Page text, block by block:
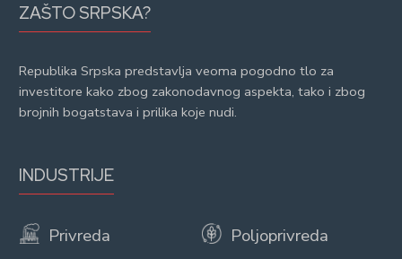
ZAŠTO SRPSKA?
Republika Srpska predstavlja veoma pogodno tlo za
investitore kako zbog zakonodavnog aspekta, tako i zbog
brojnih bogatstava i prilika koje nudi.
INDUSTRIJE
Privreda
Poljoprivreda